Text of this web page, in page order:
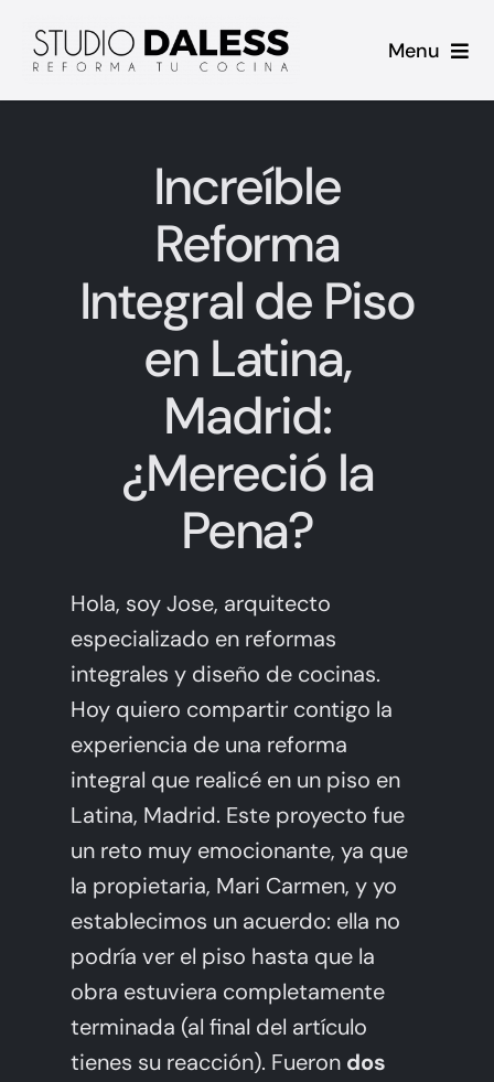
Menu
Proyectos
Casos de Éxito
Sobre mi
Contacto
Hablemos de tu Cocina
Increíble
Reforma
Integral de Piso
en Latina,
Madrid:
¿Mereció la
Pena?
Hola, soy Jose, arquitecto
especializado en reformas
integrales y diseño de cocinas.
Hoy quiero compartir contigo la
experiencia de una reforma
integral que realicé en un piso en
Latina, Madrid. Este proyecto fue
un reto muy emocionante, ya que
la propietaria, Mari Carmen, y yo
establecimos un acuerdo: ella no
podría ver el piso hasta que la
obra estuviera completamente
terminada (al final del artículo
tienes su reacción). Fuerondos